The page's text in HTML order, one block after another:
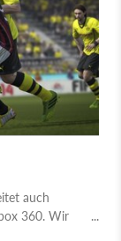
auch
360. Wir